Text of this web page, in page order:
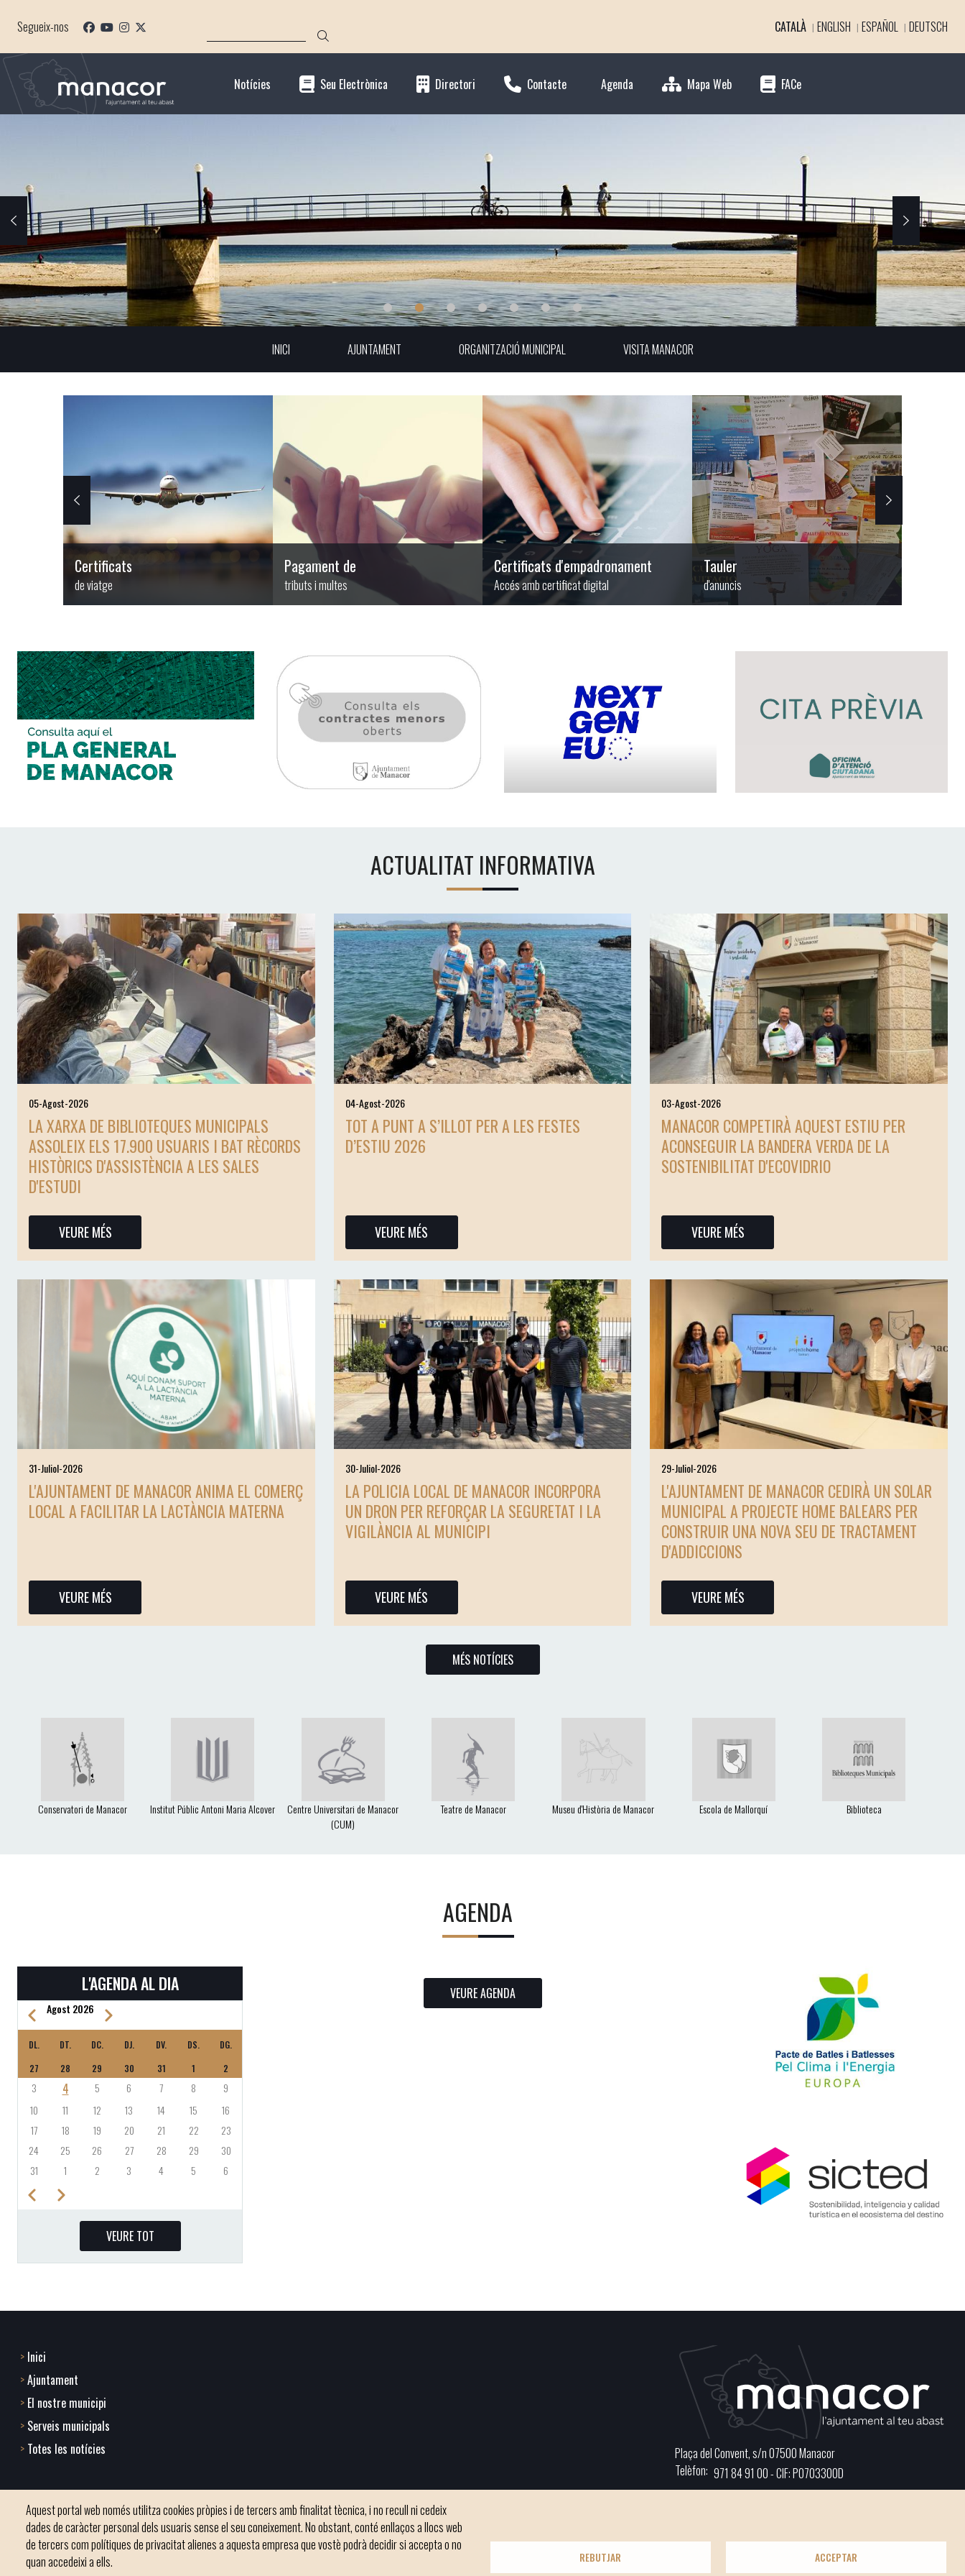
Segueix-nos CATALÀ ENGLISH ESPAÑOL DEUTSCH
Notícies Seu Electrònica Directori Contacte Agenda Mapa Web FACe
INICI AJUNTAMENT ORGANITZACIÓ MUNICIPAL VISITA MANACOR
Certificats
de viatge
Pagament de
tributs i multes
Certificats d'empadronament
Accés amb certificat digital
Tauler
d'anuncis
ACTUALITAT INFORMATIVA
05-Agost-2026
LA XARXA DE BIBLIOTEQUES MUNICIPALS
ASSOLEIX ELS 17.900 USUARIS I BAT RÈCORDS
HISTÒRICS D'ASSISTÈNCIA A LES SALES
D'ESTUDI
VEURE MÉS
04-Agost-2026
TOT A PUNT A S’ILLOT PER A LES FESTES
D’ESTIU 2026
VEURE MÉS
03-Agost-2026
MANACOR COMPETIRÀ AQUEST ESTIU PER
ACONSEGUIR LA BANDERA VERDA DE LA
SOSTENIBILITAT D'ECOVIDRIO
VEURE MÉS
31-Juliol-2026
L'AJUNTAMENT DE MANACOR ANIMA EL COMERÇ
LOCAL A FACILITAR LA LACTÀNCIA MATERNA
VEURE MÉS
30-Juliol-2026
LA POLICIA LOCAL DE MANACOR INCORPORA
UN DRON PER REFORÇAR LA SEGURETAT I LA
VIGILÀNCIA AL MUNICIPI
VEURE MÉS
29-Juliol-2026
L'AJUNTAMENT DE MANACOR CEDIRÀ UN SOLAR
MUNICIPAL A PROJECTE HOME BALEARS PER
CONSTRUIR UNA NOVA SEU DE TRACTAMENT
D'ADDICCIONS
VEURE MÉS
MÉS NOTÍCIES
Conservatori de Manacor Institut Públic Antoni Maria Alcover
Centre Universitari de Manacor
(CUM)
Teatre de Manacor Museu d'Història de Manacor Escola de Mallorquí Biblioteca
AGENDA
L'AGENDA AL DIA
PAGINACIÓ
PreviousAgost 2026 Next
DL. DT. DC. DJ. DV. DS.
DG.
27
28 29 30 31 1 2
3 4 5 6 7 8
9
10
11 12 13 14 15
16
17
18 19 20 21 22
23
24
25 26 27 28 29
30
31
1 2 3 4 5 6
PreviousNext
VEURE TOT
VEURE AGENDA
Footer
menu
1
Home
2
Inici
Ajuntament
El nostre municipi
Serveis municipals
Totes les notícies
Plaça del Convent, s/n 07500 Manacor
Telèfon 971 84 91 00 - CIF: P0703300D
Aquest portal web només utilitza cookies pròpies i de tercers amb finalitat tècnica, i no recull ni cedeix
dades de caràcter personal dels usuaris sense el seu coneixement. No obstant, conté enllaços a llocs web
de tercers com polítiques de privacitat alienes a aquesta empresa que vostè podrà decidir si accepta o no
quan accedeixi a ells.
REBUTJAR ACCEPTAR